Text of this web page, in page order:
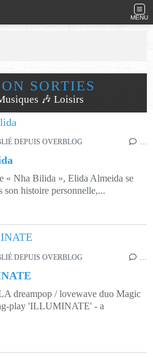
MENU
SORTIES
🎶 Loisirs
DEPUIS OVERBLOG …
« Nha Bilida », Elida Almeida se
histoire personnelle,...
DEPUIS OVERBLOG
dreampop / lovewave duo Magic
play 'ILLUMINATE' - a